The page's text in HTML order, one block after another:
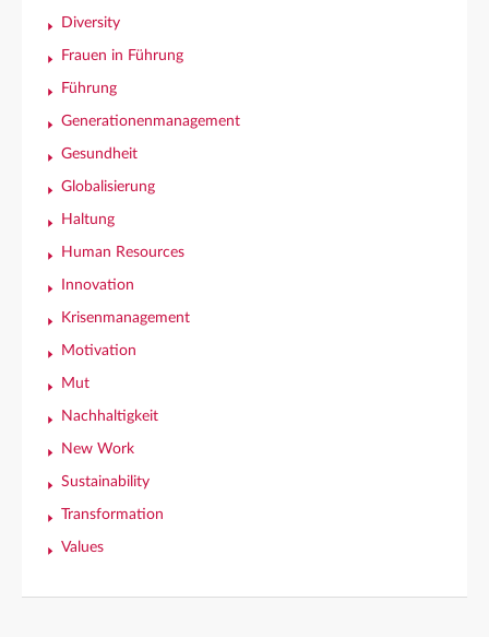
Diversity
Frauen in Führung
Führung
Generationenmanagement
Gesundheit
Globalisierung
Haltung
Human Resources
Innovation
Krisenmanagement
Motivation
Mut
Nachhaltigkeit
New Work
Sustainability
Transformation
Values